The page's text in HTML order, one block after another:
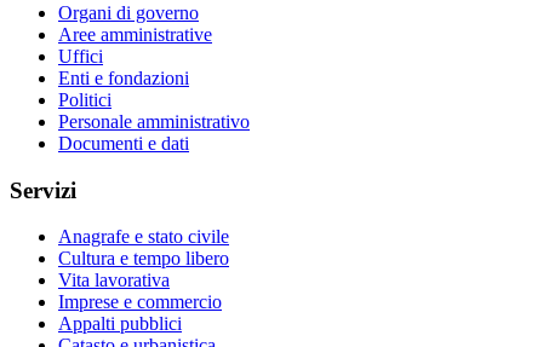
Organi di governo
Aree amministrative
Uffici
Enti e fondazioni
Politici
Personale amministrativo
Documenti e dati
Servizi
Anagrafe e stato civile
Cultura e tempo libero
Vita lavorativa
Imprese e commercio
Appalti pubblici